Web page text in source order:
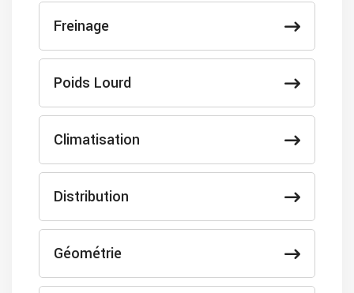
Freinage
Poids Lourd
Climatisation
Distribution
Géométrie